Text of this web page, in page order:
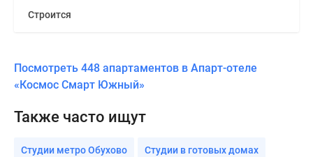
Строится
Посмотреть 448 апартаментов в Апарт-отеле
«Космос Смарт Южный»
Также часто ищут
Студии метро Обухово Студии в готовых домах